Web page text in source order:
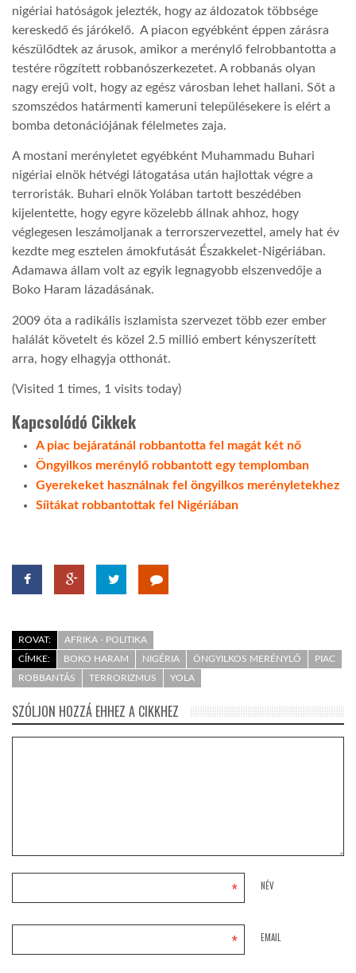
nigériai hatóságok jelezték, hogy az áldozatok többsége
kereskedő és járókelő. A piacon egyébként éppen zárásra
készülődtek az árusok, amikor a merénylő felrobbantotta a
testére rögzített robbanószerkezetet. A robbanás olyan
nagy erejű volt, hogy az egész városban lehet hallani. Sőt a
szomszédos határmenti kameruni településekere is elért a
bomba detonációjának félelmetes zaja.
A mostani merényletet egyébként Muhammadu Buhari
nigériai elnök hétvégi látogatása után hajlottak végre a
terroristák. Buhari elnök Yolában tartott beszédében
kijelentette, hogy egyre közelebb állnak ahhoz, hogy
véglegesen leszámoljanak a terrorszervezettel, amely hat év
kezdte meg esztelen ámokfutását Északkelet-Nigériában.
Adamawa állam volt az egyik legnagyobb elszenvedője a
Boko Haram lázadásának.
2009 óta a radikális iszlamista szervezet több ezer ember
halálát követelt és közel 2.5 millió embert kényszerített
arra, hogy elhagyja otthonát.
(Visited 1 times, 1 visits today)
Kapcsolódó Cikkek
A piac bejáratánál robbantotta fel magát két nő
Öngyilkos merénylő robbantott egy templomban
Gyerekeket használnak fel öngyilkos merényletekhez
Síitákat robbantottak fel Nigériában
ROVAT:
AFRIKA - POLITIKA
CÍMKE:
BOKO HARAM NIGÉRIA ÖNGYILKOS MERÉNYLŐ
PIAC
ROBBANTÁS
TERRORIZMUS YOLA
SZÓLJON HOZZÁ EHHEZ A CIKKHEZ
NÉV
*
EMAIL
*